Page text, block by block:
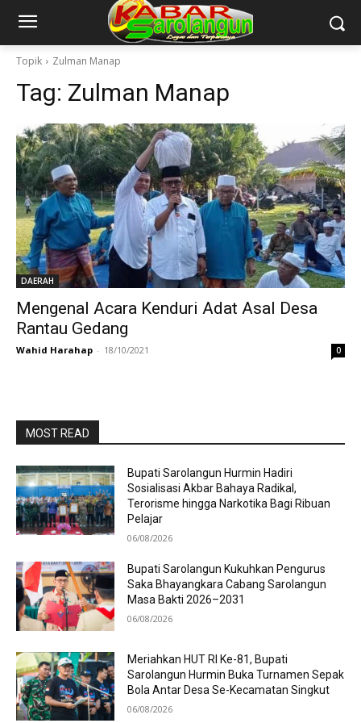
Topik Zulman Manap
Tag: Zulman Manap
DAERAH
Mengenal Acara Kenduri Adat Asal Desa
Rantau Gedang
Wahid Harahap - 18/10/2021 0
MOST READ
Bupati Sarolangun Hurmin Hadiri
Sosialisasi Akbar Bahaya Radikal,
Terorisme hingga Narkotika Bagi Ribuan
Pelajar
06/08/2026
Bupati Sarolangun Kukuhkan Pengurus
Saka Bhayangkara Cabang Sarolangun
Masa Bakti 2026–2031
06/08/2026
Meriahkan HUT RI Ke-81, Bupati
Sarolangun Hurmin Buka Turnamen Sepak
Bola Antar Desa Se-Kecamatan Singkut
06/08/2026